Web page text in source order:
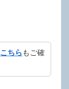
こちら もご確